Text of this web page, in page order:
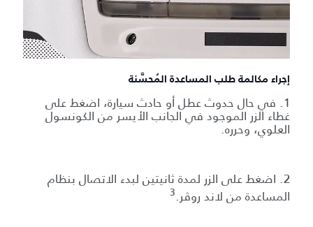
إجراء مكالمة طلب المساعدة المُحسَّنة
1. في حال حدوث عطل أو حادث سيارة، اضغط على
غطاء الزر الموجود في الجانب الأيسر من الكونسول
العلوي، وحرره.
2. اضغط على الزر لمدة ثانيتين لبدء الاتصال بنظام
المساعدة من لاند روڤر.3